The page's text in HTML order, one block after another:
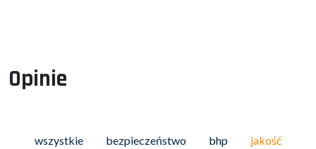
Opinie
wszystkie bezpieczeństwo bhp jakość